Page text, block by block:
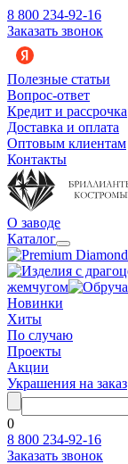
8 800 234-92-16
Заказать звонок
Полезные статьи
Вопрос-ответ
Кредит и рассрочка
Доставка и оплата
Оптовым клиентам
Контакты
О заводе
Каталог
жемчугом
Новинки
Хиты
По случаю
Проекты
Акции
Украшения на заказ
0
8 800 234-92-16
Заказать звонок